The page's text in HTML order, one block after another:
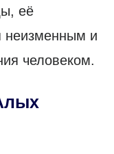
её
неизменным и
человеком.